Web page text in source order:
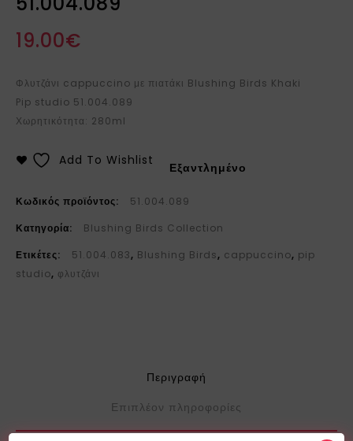
19.00€
Φλυτζάνι cappuccino με πιατάκι Blushing Birds Khaki
Pip studio 51.004.089
Χωρητικότητα: 280ml
Εξαντλημένο
Add To Wishlist
Κωδικός προϊόντος:
51.004.089
Κατηγορία:
Blushing Birds Collection
Ετικέτες:
51.004.083, Blushing Birds, cappuccino, pip
studio, φλυτζάνι
Περιγραφή
Επιπλέον πληροφορίες